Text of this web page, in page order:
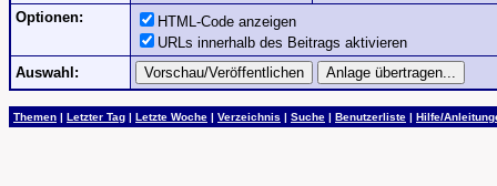
Optionen:
HTML-Code anzeigen
URLs innerhalb des Beitrags aktivieren
Auswahl:
Themen | Letzter Tag | Letzte Woche | Verzeichnis | Suche | Benutzerliste | Hilfe/